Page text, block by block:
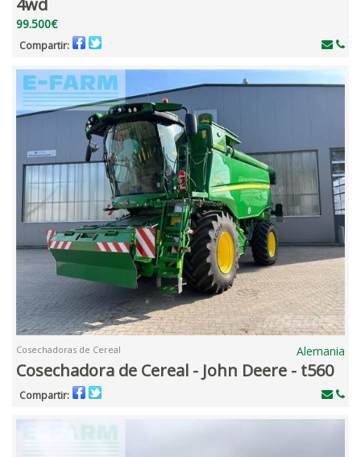
4wd
99.500€
Compartir:
Cosechadoras de Cereal Alemania
Cosechadora de Cereal - John Deere - t560
Compartir: